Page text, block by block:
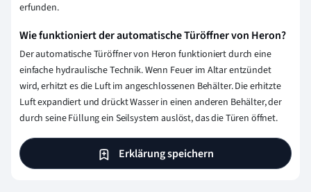
erfunden.
Wie funktioniert der automatische Türöffner von Heron?
Der automatische Türöffner von Heron funktioniert durch eine
einfache hydraulische Technik. Wenn Feuer im Altar entzündet
wird, erhitzt es die Luft im angeschlossenen Behälter. Die erhitzte
Luft expandiert und drückt Wasser in einen anderen Behälter, der
durch seine Füllung ein Seilsystem auslöst, das die Türen öffnet.
Erklärung speichern